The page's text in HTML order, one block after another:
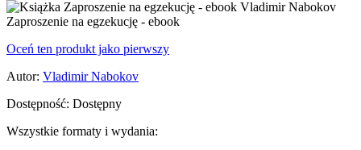
Zaproszenie na egzekucję - ebook
Oceń ten produkt jako pierwszy
Autor: Vladimir Nabokov
Dostępność: Dostępny
Wszystkie formaty i wydania: